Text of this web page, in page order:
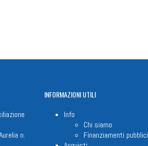
n.
INFORMAZIONIUTILI
Info
Chi siamo
Finanziamenti pubblici